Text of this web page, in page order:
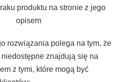
produktu na stronie z jego
opisem
rozwiązania polega na tym, że
niedostępne znajdują się na
z tymi, które mogą być